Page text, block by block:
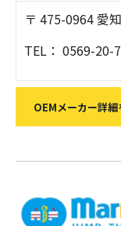
〒 475-0964 愛
TEL： 0569-20-
OEMメーカー詳細